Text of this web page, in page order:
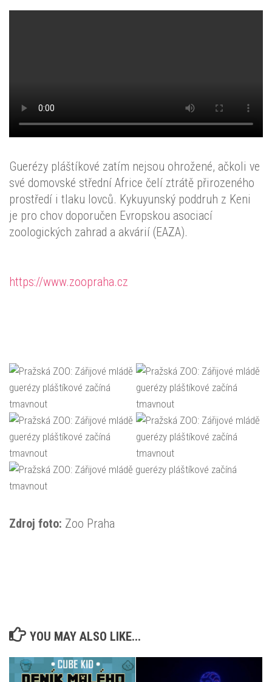
Guerézy pláštíkové zatím nejsou ohrožené, ačkoli ve
své domovské střední Africe čelí ztrátě přirozeného
prostředí i tlaku lovců. Kykuyunský poddruh z Keni
je pro chov doporučen Evropskou asociací
zoologických zahrad a akvárií (EAZA).
https://www.zoopraha.cz
Zdroj foto: Zoo Praha
YOU MAY ALSO LIKE...